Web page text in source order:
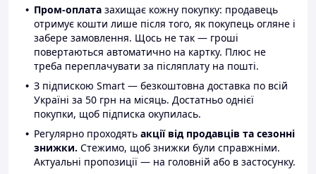
Пром-оплата захищає кожну покупку: продавець
отримує кошти лише після того, як покупець огляне і
забере замовлення. Щось не так — гроші
повертаються автоматично на картку. Плюс не
треба переплачувати за післяплату на пошті.
З підпискою Smart — безкоштовна доставка по всій
Україні за 50 грн на місяць. Достатньо однієї
покупки, щоб підписка окупилась.
Регулярно проходять акції від продавців та сезонні
знижки. Стежимо, щоб знижки були справжніми.
Актуальні пропозиції — на головній або в застосунку.